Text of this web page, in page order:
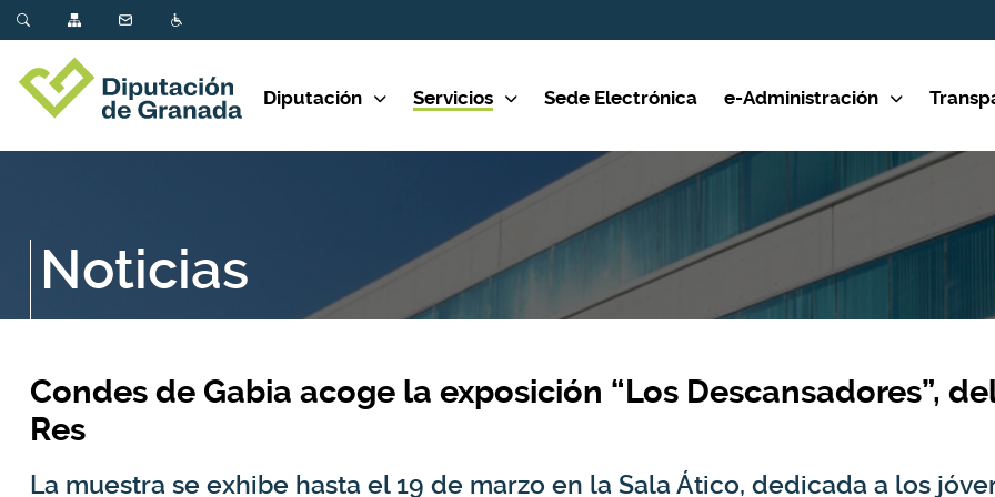
Diputación Servicios Sede Electrónica e-Administración
Noticias
Condes de Gabia acoge la exposición “Los Descansadores”,
Res
La muestra se exhibe hasta el 19 de marzo en la Sala Ático, dedicada a los